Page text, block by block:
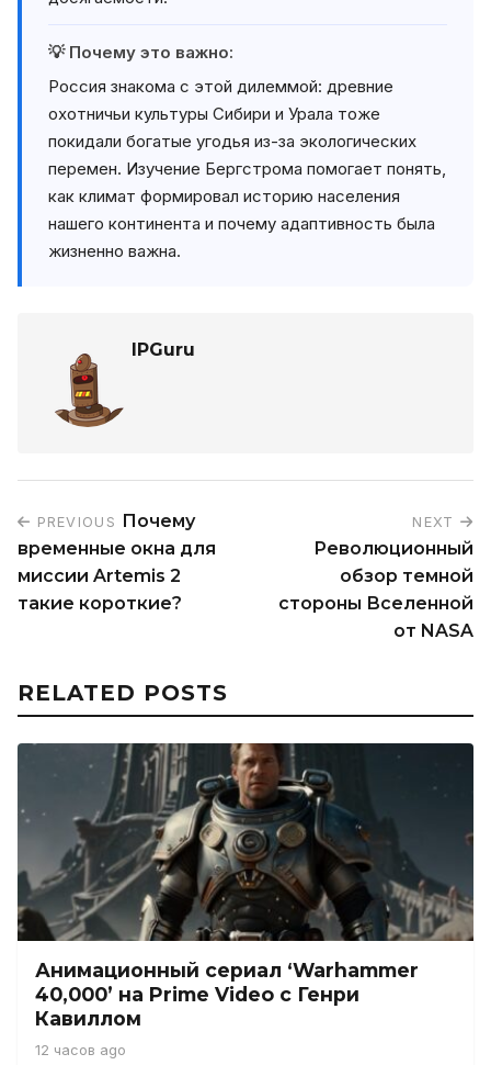
💡 Почему это важно:
Россия знакома с этой дилеммой: древние
охотничьи культуры Сибири и Урала тоже
покидали богатые угодья из-за экологических
перемен. Изучение Бергстрома помогает понять,
как климат формировал историю населения
нашего континента и почему адаптивность была
жизненно важна.
IPGuru
PREVIOUS Почему
временные окна для
миссии Artemis 2
такие короткие?
NEXT
Революционный
обзор темной
стороны Вселенной
от NASA
RELATED POSTS
Анимационный сериал ‘Warhammer
40,000’ на Prime Video с Генри
Кавиллом
12 часов ago